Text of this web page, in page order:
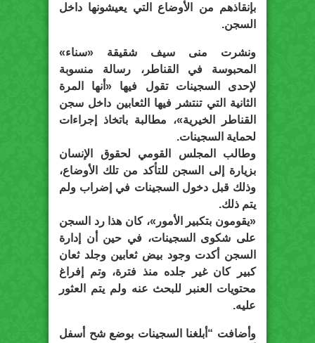
بإنقاذهم من الأوضاع التي يعيشونها داخل
السجن.
ونشرت منى سيف شقيقة «سناء»
المحبوسة في القناطر، رسالة منسوبة
لإحدى السجينات تقول فيها «أنها المرة
الثانية التي تنتشر فيها الثعابين داخل سجن
القناطر الخيرية»، مطالبة باتخاذ إجراءات
لحماية السجينات.
وطالب المجلس القومي لحقوق الإنسان
بزيارة إلى السجن للتأكد من تلك الأوضاع،
وذلك قبل دخول السجينات في إضراب ولم
يتم ذلك.
«يقومون بتكبير الأمور»، كان هذا رد السجن
على شكوى السجينات، في حين أن إدارة
السجن أكدت وجود بيض ثعابين وجلد ثعان
كبير كان غير جلده منذ فترة، وتم إفراغ
محتويات العنبر للبحث عنه ولم يتم العثور
عليه.
وأضافت “أبلغنا السجينات بوضع شح أسفل